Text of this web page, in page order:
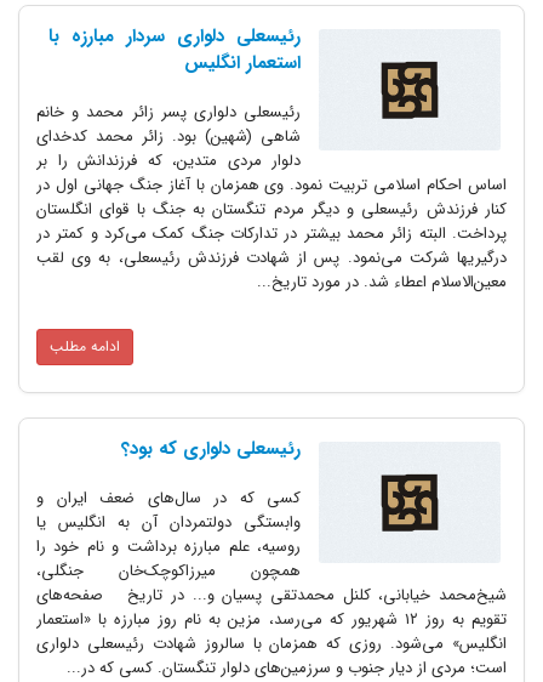
رئیسعلی دلواری سردار مبارزه با
استعمار انگلیس
رئیسعلی دلواری پسر زائر محمد و خانم
شاهی (شهین) بود. زائر محمد کدخدای
دلوار مردی متدین، که فرزندانش را بر
اساس احکام اسلامی تربیت نمود. وی همزمان با آغاز جنگ جهانی اول در
کنار فرزندش رئیسعلی و دیگر مردم تنگستان به جنگ با قوای انگلستان
پرداخت. البته زائر محمد بیشتر در تدارکات جنگ کمک می‌کرد و کمتر در
درگیریها شرکت می‌نمود. پس از شهادت فرزندش رئیسعلی، به وی لقب
معین‌الاسلام اعطاء شد. در مورد تاریخ...
ادامه مطلب
رئیسعلی دلواری که بود؟
کسی که در سال‌های ضعف ایران و
وابستگی دولتمردان آن به انگلیس یا
روسیه، علم مبارزه برداشت و نام خود را
همچون میرزاکوچک‌خان جنگلی،
شیخ‌محمد خیابانی، کلنل محمدتقی پسیان و... در تاریخ صفحه‌های
تقویم به روز ۱۲ شهریور که می‌رسد، مزین به نام روز مبارزه با «استعمار
انگلیس» می‌شود. روزی که همزمان با سالروز شهادت رئیسعلی دلواری
است؛ مردی از دیار جنوب و سرزمین‌های دلوار تنگستان. کسی که در...